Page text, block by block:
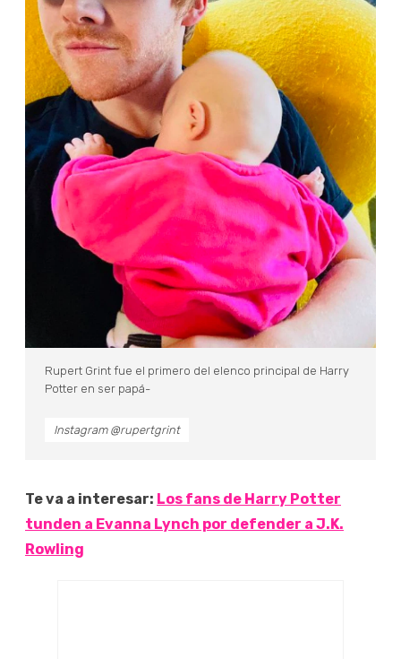
Rupert Grint fue el primero del elenco principal de Harry
Potter en ser papá-
Instagram @rupertgrint
Te va a interesar: Los fans de Harry Potter
tunden a Evanna Lynch por defender a J.K.
Rowling